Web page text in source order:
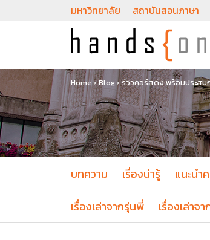
มหาวิทยาลัย สถาบันสอนภาษา
Home›Blog›รีวิวคอร์สดัง พร้อมประส
บทความ เรื่องน่ารู้ แนะนำ
เรื่องเล่าจากรุ่นพี่
เรื่องเล่าจ